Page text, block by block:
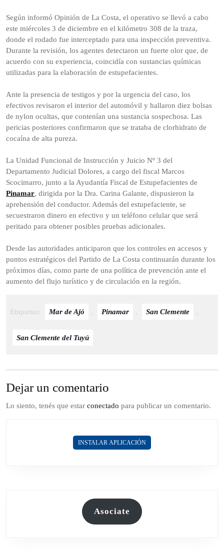
Según informó Opinión de La Costa, el operativo se llevó a cabo
este miércoles 3 de diciembre en el kilómetro 308 de la traza,
donde el rodado fue interceptado para una inspección preventiva.
Durante la revisión, los agentes detectaron un fuerte olor que, de
acuerdo con su experiencia, coincidía con sustancias químicas
utilizadas para la elaboración de estupefacientes.
Ante la presencia de testigos y por la urgencia del caso, los
efectivos revisaron el interior del automóvil y hallaron diez bolsas
de nylon ocultas, que contenían una sustancia sospechosa. Las
pericias posteriores confirmaron que se trataba de clorhidrato de
cocaína de alta pureza.
La Unidad Funcional de Instrucción y Juicio Nº 3 del
Departamento Judicial Dolores, a cargo del fiscal Marcos
Scocimarro, junto a la Ayudantía Fiscal de Estupefacientes de
Pinamar, dirigida por la Dra. Carina Galante, dispusieron la
aprehensión del conductor. Además del estupefaciente, se
secuestraron dinero en efectivo y un teléfono celular que será
peritado para obtener posibles pruebas adicionales.
Desde las autoridades anticiparon que los controles en accesos y
puntos estratégicos del Partido de La Costa continuarán durante los
próximos días, como parte de una política de prevención ante el
aumento del flujo turístico y de circulación en la región.
Etiquetas: Mar de Ajó , Pinamar , San Clemente ,
San Clemente del Tuyú
Dejar un comentario
Lo siento, tenés que estar conectado para publicar un comentario.
INSTALAR APLICACIÓN
Asociate